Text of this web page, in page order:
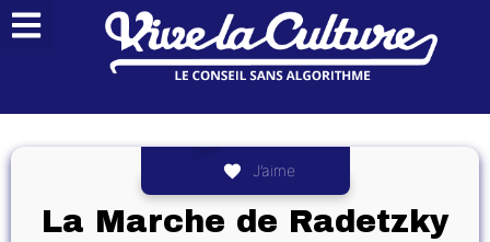
J’aime
La Marche de Radetzky